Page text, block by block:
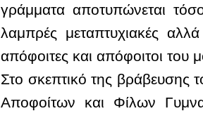
γράμματα αποτυπώνεται
λαμπρές μεταπτυχιακές
απόφοιτες και απόφοιτοι
Στο σκεπτικό της βράβευσης
Αποφοίτων και Φίλων